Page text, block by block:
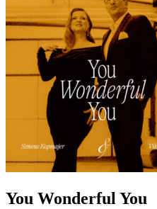
You Wonderful You